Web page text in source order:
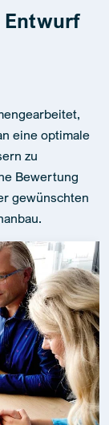
Entwurf
eine optimale
zu
Bewertung
gewünschten